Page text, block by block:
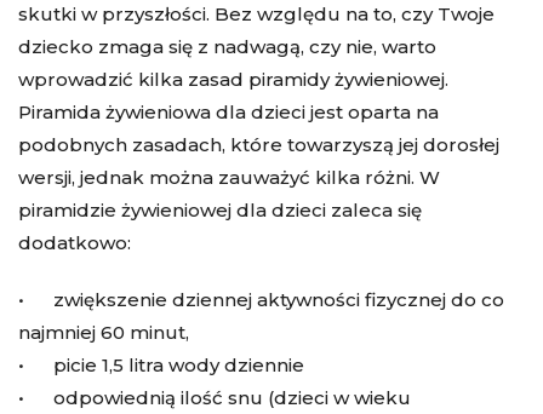
skutki w przyszłości. Bez względu na to, czy Twoje
dziecko zmaga się z nadwagą, czy nie, warto
wprowadzić kilka zasad piramidy żywieniowej.
Piramida żywieniowa dla dzieci jest oparta na
podobnych zasadach, które towarzyszą jej dorosłej
wersji, jednak można zauważyć kilka różni. W
piramidzie żywieniowej dla dzieci zaleca się
dodatkowo:
• zwiększenie dziennej aktywności fizycznej do co
najmniej 60 minut,
• picie 1,5 litra wody dziennie
• odpowiednią ilość snu (dzieci w wieku